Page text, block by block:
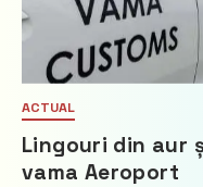
ACTUAL
Lingouri din aur
vama Aeroport